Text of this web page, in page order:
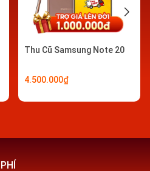
tắt/ngắt hoạt động và đăng
Khoá màn hình, tài khoản
thoại còn nằm trong thời hạn
Thu Cũ Samsung Note 20
4.500.000₫